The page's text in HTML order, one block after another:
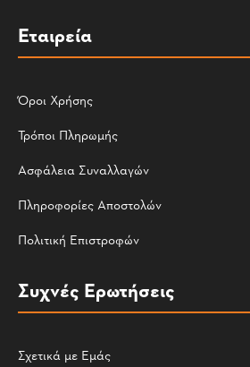
Εταιρεία
Όροι Χρήσης
Τρόποι Πληρωμής
Ασφάλεια Συναλλαγών
Πληροφορίες Αποστολών
Πολιτική Επιστροφών
Συχνές Ερωτήσεις
Σχετικά με Εμάς